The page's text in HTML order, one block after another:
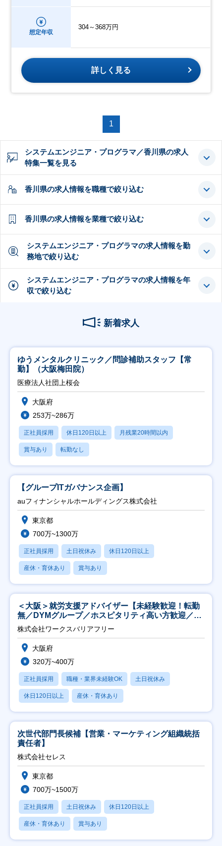
想定年収
304～368万円
詳しく見る
1
システムエンジニア・プログラマ／香川県の求人
特集一覧を見る
香川県の求人情報を職種で絞り込む
香川県の求人情報を業種で絞り込む
システムエンジニア・プログラマの求人情報を勤
務地で絞り込む
システムエンジニア・プログラマの求人情報を年
収で絞り込む
新着求人
ゆうメンタルクリニック／問診補助スタッフ【常
勤】（大阪梅田院）
医療法人社団上桜会
大阪府
253万~286万
正社員採用 休日120日以上 月残業20時間以内
賞与あり 転勤なし
【グループITガバナンス企画】
auフィナンシャルホールディングス株式会社
東京都
700万~1300万
正社員採用 土日祝休み 休日120日以上
産休・育休あり 賞与あり
＜大阪＞就労支援アドバイザー【未経験歓迎！転勤
無／DYMグループ／ホスピタリティ高い方歓迎／土
日祝】
株式会社ワークスバリアフリー
大阪府
320万~400万
正社員採用 職種・業界未経験OK 土日祝休み
休日120日以上 産休・育休あり
次世代部門長候補【営業・マーケティング組織統括
責任者】
株式会社セレス
東京都
700万~1500万
正社員採用 土日祝休み 休日120日以上
産休・育休あり 賞与あり